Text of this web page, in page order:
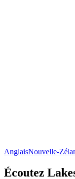
AnglaisNouvelle-
Écoutez